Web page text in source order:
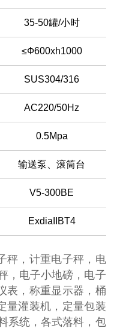
35-50罐/小时
≤Ф600xh1000
SUS304/316
AC220/50Hz
0.5Mpa
输送泵、滚筒台
V5-300BE
ExdiaIIBT4
秤，计重电子秤，电
，电子小地磅，电子
表，称重显示器，桶
量灌装机，定量包装
系统，各式落料，包